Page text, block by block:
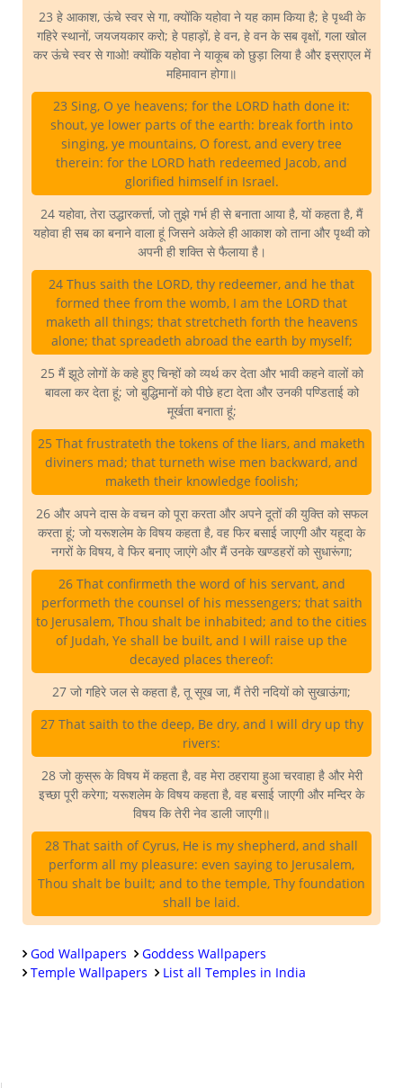
23 हे आकाश, ऊंचे स्वर से गा, क्योंकि यहोवा ने यह काम किया है; हे पृथ्वी के
गहिरे स्थानों, जयजयकार करो; हे पहाड़ों, हे वन, हे वन के सब वृक्षों, गला खोल
कर ऊंचे स्वर से गाओ! क्योंकि यहोवा ने याकूब को छुड़ा लिया है और इस्राएल में
महिमावान होगा॥
23 Sing, O ye heavens; for the LORD hath done it:
shout, ye lower parts of the earth: break forth into
singing, ye mountains, O forest, and every tree
therein: for the LORD hath redeemed Jacob, and
glorified himself in Israel.
24 यहोवा, तेरा उद्धारकर्त्ता, जो तुझे गर्भ ही से बनाता आया है, यों कहता है, मैं
यहोवा ही सब का बनाने वाला हूं जिसने अकेले ही आकाश को ताना और पृथ्वी को
अपनी ही शक्ति से फैलाया है।
24 Thus saith the LORD, thy redeemer, and he that
formed thee from the womb, I am the LORD that
maketh all things; that stretcheth forth the heavens
alone; that spreadeth abroad the earth by myself;
25 मैं झूठे लोगों के कहे हुए चिन्हों को व्यर्थ कर देता और भावी कहने वालों को
बावला कर देता हूं; जो बुद्धिमानों को पीछे हटा देता और उनकी पण्डिताई को
मूर्खता बनाता हूं;
25 That frustrateth the tokens of the liars, and maketh
diviners mad; that turneth wise men backward, and
maketh their knowledge foolish;
26 और अपने दास के वचन को पूरा करता और अपने दूतों की युक्ति को सफल
करता हूं; जो यरूशलेम के विषय कहता है, वह फिर बसाई जाएगी और यहूदा के
नगरों के विषय, वे फिर बनाए जाएंगे और मैं उनके खण्डहरों को सुधारूंगा;
26 That confirmeth the word of his servant, and
performeth the counsel of his messengers; that saith
to Jerusalem, Thou shalt be inhabited; and to the cities
of Judah, Ye shall be built, and I will raise up the
decayed places thereof:
27 जो गहिरे जल से कहता है, तू सूख जा, मैं तेरी नदियों को सुखाऊंगा;
27 That saith to the deep, Be dry, and I will dry up thy
rivers:
28 जो कुस्रू के विषय में कहता है, वह मेरा ठहराया हुआ चरवाहा है और मेरी
इच्छा पूरी करेगा; यरूशलेम के विषय कहता है, वह बसाई जाएगी और मन्दिर के
विषय कि तेरी नेव डाली जाएगी॥
28 That saith of Cyrus, He is my shepherd, and shall
perform all my pleasure: even saying to Jerusalem,
Thou shalt be built; and to the temple, Thy foundation
shall be laid.
God Wallpapers
Goddess Wallpapers
Temple Wallpapers
List all Temples in India